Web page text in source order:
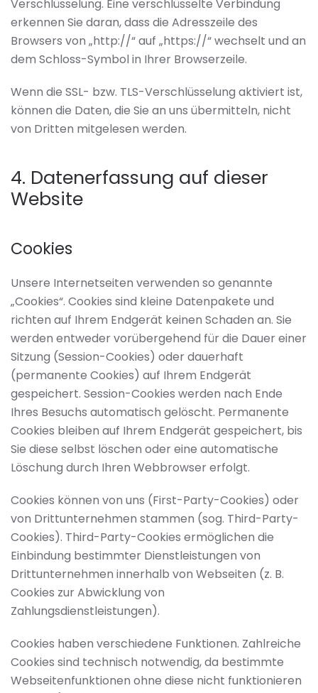
Verschlüsselung. Eine verschlüsselte Verbindung
erkennen Sie daran, dass die Adresszeile des
Browsers von „http://“ auf „https://“ wechselt und an
dem Schloss-Symbol in Ihrer Browserzeile.
Wenn die SSL- bzw. TLS-Verschlüsselung aktiviert ist,
können die Daten, die Sie an uns übermitteln, nicht
von Dritten mitgelesen werden.
4. Datenerfassung auf dieser
Website
Cookies
Unsere Internetseiten verwenden so genannte
„Cookies“. Cookies sind kleine Datenpakete und
richten auf Ihrem Endgerät keinen Schaden an. Sie
werden entweder vorübergehend für die Dauer einer
Sitzung (Session-Cookies) oder dauerhaft
(permanente Cookies) auf Ihrem Endgerät
gespeichert. Session-Cookies werden nach Ende
Ihres Besuchs automatisch gelöscht. Permanente
Cookies bleiben auf Ihrem Endgerät gespeichert, bis
Sie diese selbst löschen oder eine automatische
Löschung durch Ihren Webbrowser erfolgt.
Cookies können von uns (First-Party-Cookies) oder
von Drittunternehmen stammen (sog. Third-Party-
Cookies). Third-Party-Cookies ermöglichen die
Einbindung bestimmter Dienstleistungen von
Drittunternehmen innerhalb von Webseiten (z. B.
Cookies zur Abwicklung von
Zahlungsdienstleistungen).
Cookies haben verschiedene Funktionen. Zahlreiche
Cookies sind technisch notwendig, da bestimmte
Webseitenfunktionen ohne diese nicht funktionieren